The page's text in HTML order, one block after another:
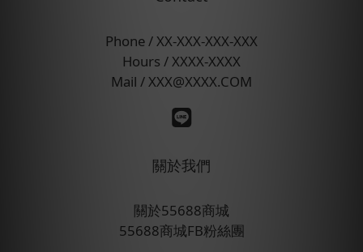
Phone / XX-XXX-XXX-XXX
Hours / XXXX-XXXX
Mail / XXX@XXXX.COM
關於我們
關於55688商城
55688商城FB粉絲團